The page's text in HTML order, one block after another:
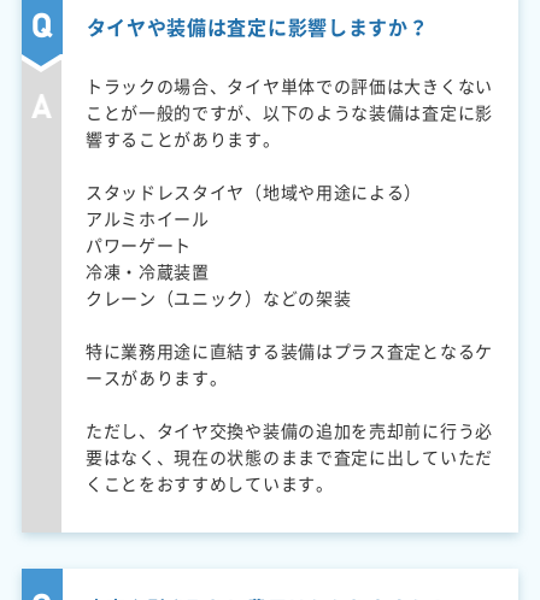
タイヤや装備は査定に影響しますか？
トラックの場合、タイヤ単体での評価は大きくない
ことが一般的ですが、以下のような装備は査定に影
響することがあります。
スタッドレスタイヤ（地域や用途による）
アルミホイール
パワーゲート
冷凍・冷蔵装置
クレーン（ユニック）などの架装
特に業務用途に直結する装備はプラス査定となるケ
ースがあります。
ただし、タイヤ交換や装備の追加を売却前に行う必
要はなく、現在の状態のままで査定に出していただ
くことをおすすめしています。